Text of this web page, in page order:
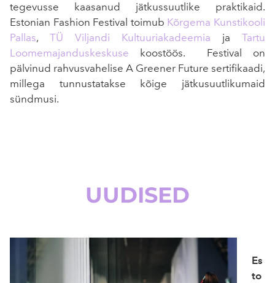
tegevusse kaasanud jätkussuutlike praktikaid.
Estonian Fashion Festival toimub Kõrgema Kunstikooli
Pallas, TÜ Viljandi Kultuuriakadeemia ja Tartu
Loomemajanduskeskuse koostöös. Festival on
pälvinud rahvusvahelise A Greener Future sertifikaadi,
millega tunnustatakse kõige jätkusuutlikumaid
sündmusi.
UUDISED
Es
to